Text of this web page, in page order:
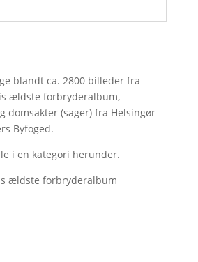
blandt ca. 2800 billeder fra
ældste forbryderalbum,
domsakter (sager) fra Helsingør
Byfoged.
i en kategori herunder.
ældste forbryderalbum